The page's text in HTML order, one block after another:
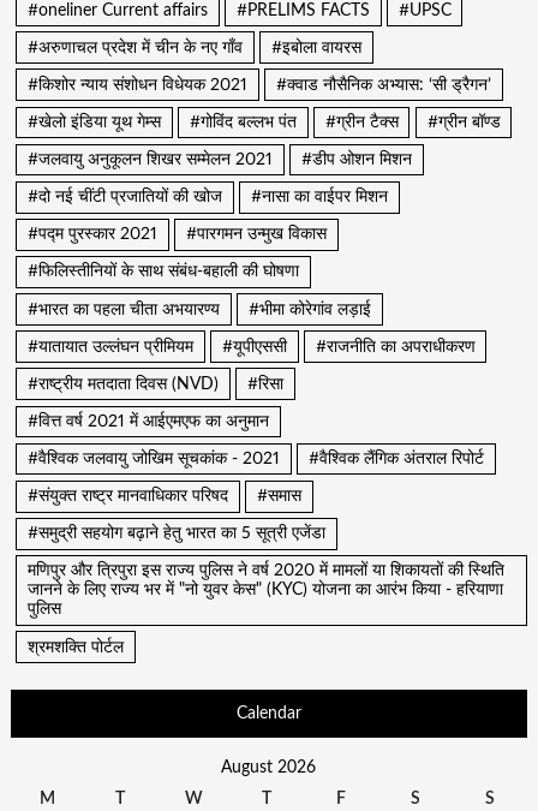
#oneliner Current affairs #PRELIMS FACTS #UPSC
#अरुणाचल प्रदेश में चीन के नए गाँव #इबोला वायरस
#किशोर न्याय संशोधन विधेयक 2021 #क्वाड नौसैनिक अभ्यास: ‘सी ड्रैगन’
#खेलो इंडिया यूथ गेम्स #गोविंद बल्लभ पंत #ग्रीन टैक्स #ग्रीन बॉण्ड
#जलवायु अनुकूलन शिखर सम्मेलन 2021 #डीप ओशन मिशन
#दो नई चींटी प्रजातियों की खोज #नासा का वाईपर मिशन
#पद्म पुरस्कार 2021 #पारगमन उन्मुख विकास
#फिलिस्तीनियों के साथ संबंध-बहाली की घोषणा
#भारत का पहला चीता अभयारण्य #भीमा कोरेगांव लड़ाई
#यातायात उल्लंघन प्रीमियम #यूपीएससी #राजनीति का अपराधीकरण
#राष्ट्रीय मतदाता दिवस (NVD) #रिसा
#वित्त वर्ष 2021 में आईएमएफ का अनुमान
#वैश्विक जलवायु जोखिम सूचकांक - 2021 #वैश्विक लैंगिक अंतराल रिपोर्ट
#संयुक्त राष्ट्र मानवाधिकार परिषद #समास
#समुद्री सहयोग बढ़ाने हेतु भारत का 5 सूत्री एजेंडा
मणिपुर और त्रिपुरा इस राज्य पुलिस ने वर्ष 2020 में मामलों या शिकायतों की स्थिति
जानने के लिए राज्य भर में "नो युवर केस" (KYC) योजना का आरंभ किया - हरियाणा
पुलिस
श्रमशक्ति पोर्टल
Calendar
August 2026
M
W F S S